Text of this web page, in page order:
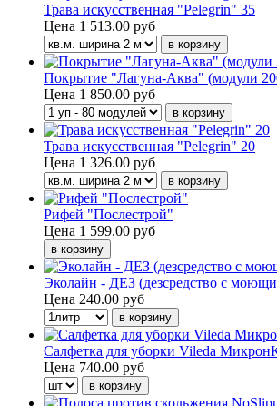
Трава искусственная "Pelegrin" 35
Цена 1 513.00 руб
Покрытие "Лагуна-Аква" (модули
Цена 1 850.00 руб
Трава искусственная "Pelegrin" 20
Цена 1 326.00 руб
Рифей "Послестрой"
Цена 1 599.00 руб
Эколайн - ДЕЗ (дезсредство с
Цена 240.00 руб
Салфетка для уборки Vileda
Цена 740.00 руб